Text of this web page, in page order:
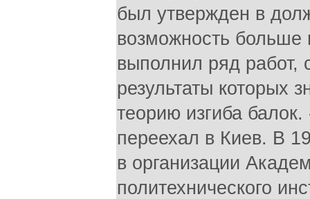
был утвержден в
возможность больше
выполнил ряд работ,
результаты которых
теорию изгиба
переехал в Киев. В
в организации
политехнического